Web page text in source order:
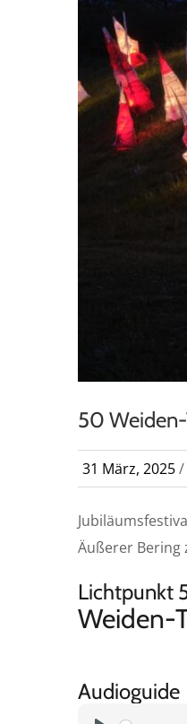
50
31 März, 2025/
Äußerer Bering
Lichtpunkt
Weiden-
Audioguide